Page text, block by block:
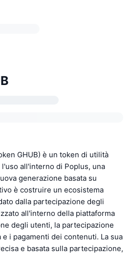
GHUB) è un token di utilità
all'interno di Poplus, una
generazione basata su
è costruire un ecosistema
dalla partecipazione degli
all'interno della piattaforma
degli utenti, la partecipazione
i pagamenti dei contenuti. La sua
e basata sulla partecipazione,